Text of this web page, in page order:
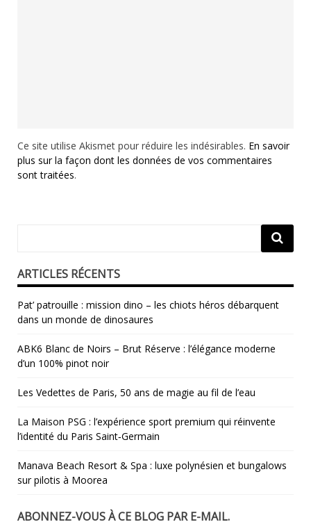
Ce site utilise Akismet pour réduire les indésirables. En savoir
plus sur la façon dont les données de vos commentaires
sont traitées.
ARTICLES RÉCENTS
Pat’ patrouille : mission dino – les chiots héros débarquent
dans un monde de dinosaures
ABK6 Blanc de Noirs – Brut Réserve : l’élégance moderne
d’un 100% pinot noir
Les Vedettes de Paris, 50 ans de magie au fil de l’eau
La Maison PSG : l’expérience sport premium qui réinvente
l’identité du Paris Saint‑Germain
Manava Beach Resort & Spa : luxe polynésien et bungalows
sur pilotis à Moorea
ABONNEZ-VOUS À CE BLOG PAR E-MAIL.